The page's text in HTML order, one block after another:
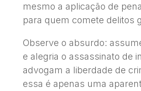
mesmo a aplicação de
para quem comete delitos
Observe o absurdo:
e alegria o assassinato de
advogam a liberdade de
essa é apenas uma